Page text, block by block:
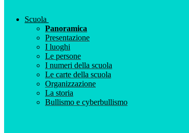
Scuola
Panoramica
Presentazione
I luoghi
Le persone
I numeri della scuola
Le carte della scuola
Organizzazione
La storia
Bullismo e cyberbullismo